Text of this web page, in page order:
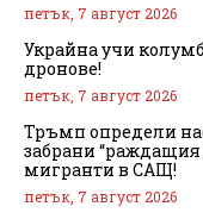
петък, 7 август 2026
Украйна учи
дронове!
петък, 7 август 2026
Тръмп определи
забрани
мигранти в САЩ!
петък, 7 август 2026